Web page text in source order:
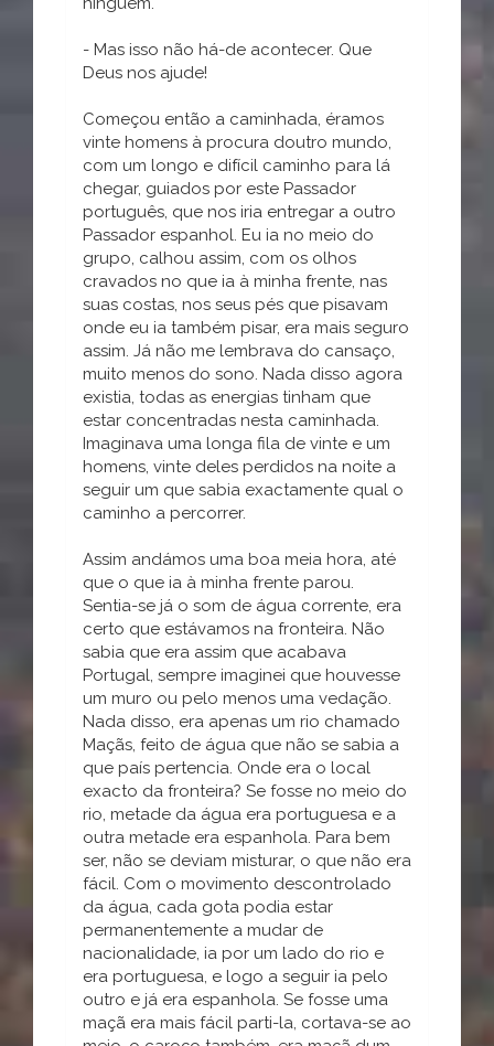
- Mas isso não há-de acontecer. Que
Deus nos ajude!
Começou então a caminhada, éramos
vinte homens à procura doutro mundo,
com um longo e difícil caminho para lá
chegar, guiados por este Passador
português, que nos iria entregar a outro
Passador espanhol. Eu ia no meio do
grupo, calhou assim, com os olhos
cravados no que ia à minha frente, nas
suas costas, nos seus pés que pisavam
onde eu ia também pisar, era mais seguro
assim. Já não me lembrava do cansaço,
muito menos do sono. Nada disso agora
existia, todas as energias tinham que
estar concentradas nesta caminhada.
Imaginava uma longa fila de vinte e um
homens, vinte deles perdidos na noite a
seguir um que sabia exactamente qual o
caminho a percorrer.
Assim andámos uma boa meia hora, até
que o que ia à minha frente parou.
Sentia-se já o som de água corrente, era
certo que estávamos na fronteira. Não
sabia que era assim que acabava
Portugal, sempre imaginei que houvesse
um muro ou pelo menos uma vedação.
Nada disso, era apenas um rio chamado
Maçãs, feito de água que não se sabia a
que país pertencia. Onde era o local
exacto da fronteira? Se fosse no meio do
rio, metade da água era portuguesa e a
outra metade era espanhola. Para bem
ser, não se deviam misturar, o que não era
fácil. Com o movimento descontrolado
da água, cada gota podia estar
permanentemente a mudar de
nacionalidade, ia por um lado do rio e
era portuguesa, e logo a seguir ia pelo
outro e já era espanhola. Se fosse uma
maçã era mais fácil parti-la, cortava-se ao